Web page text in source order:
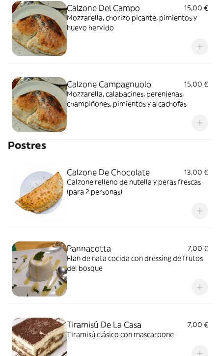
Calzone Del Campo
15,00 €
Mozzarella, chorizo picante, pimientos y
huevo hervido
Calzone Campagnuolo
15,00 €
Mozzarella, calabacines, berenjenas,
champiñones, pimientos y alcachofas
Postres
Calzone De Chocolate
13,00 €
Calzone relleno de nutella y peras frescas
(para 2 personas)
Pannacotta
7,00 €
Flan de nata cocida con dressing de frutos
del bosque
Tiramisú De La Casa
7,00 €
Tiramisú clásico con mascarpone